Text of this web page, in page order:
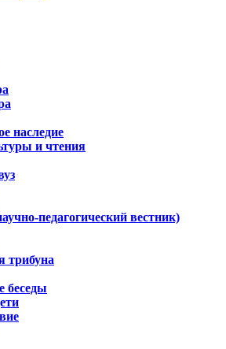
наследие
и чтения
педагогический вестник)
трибуна
беседы